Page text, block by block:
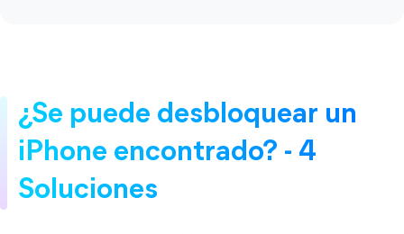
¿Se puede desbloquear un
iPhone encontrado? - 4
Soluciones